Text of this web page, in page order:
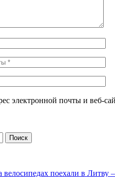
электронной почты и веб-
велосипедах поехали в Литву